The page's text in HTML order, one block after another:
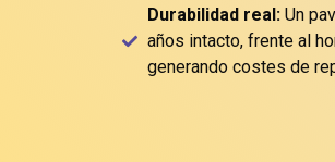
Durabilidad real:Un
años intacto, frente al
generando costes de